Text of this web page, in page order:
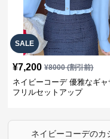
SALE
¥7,200 ¥8000(割引前)
ネイビーコーデ 優雅なギャ
フリルセットアップ
ネイビーコーデのカ